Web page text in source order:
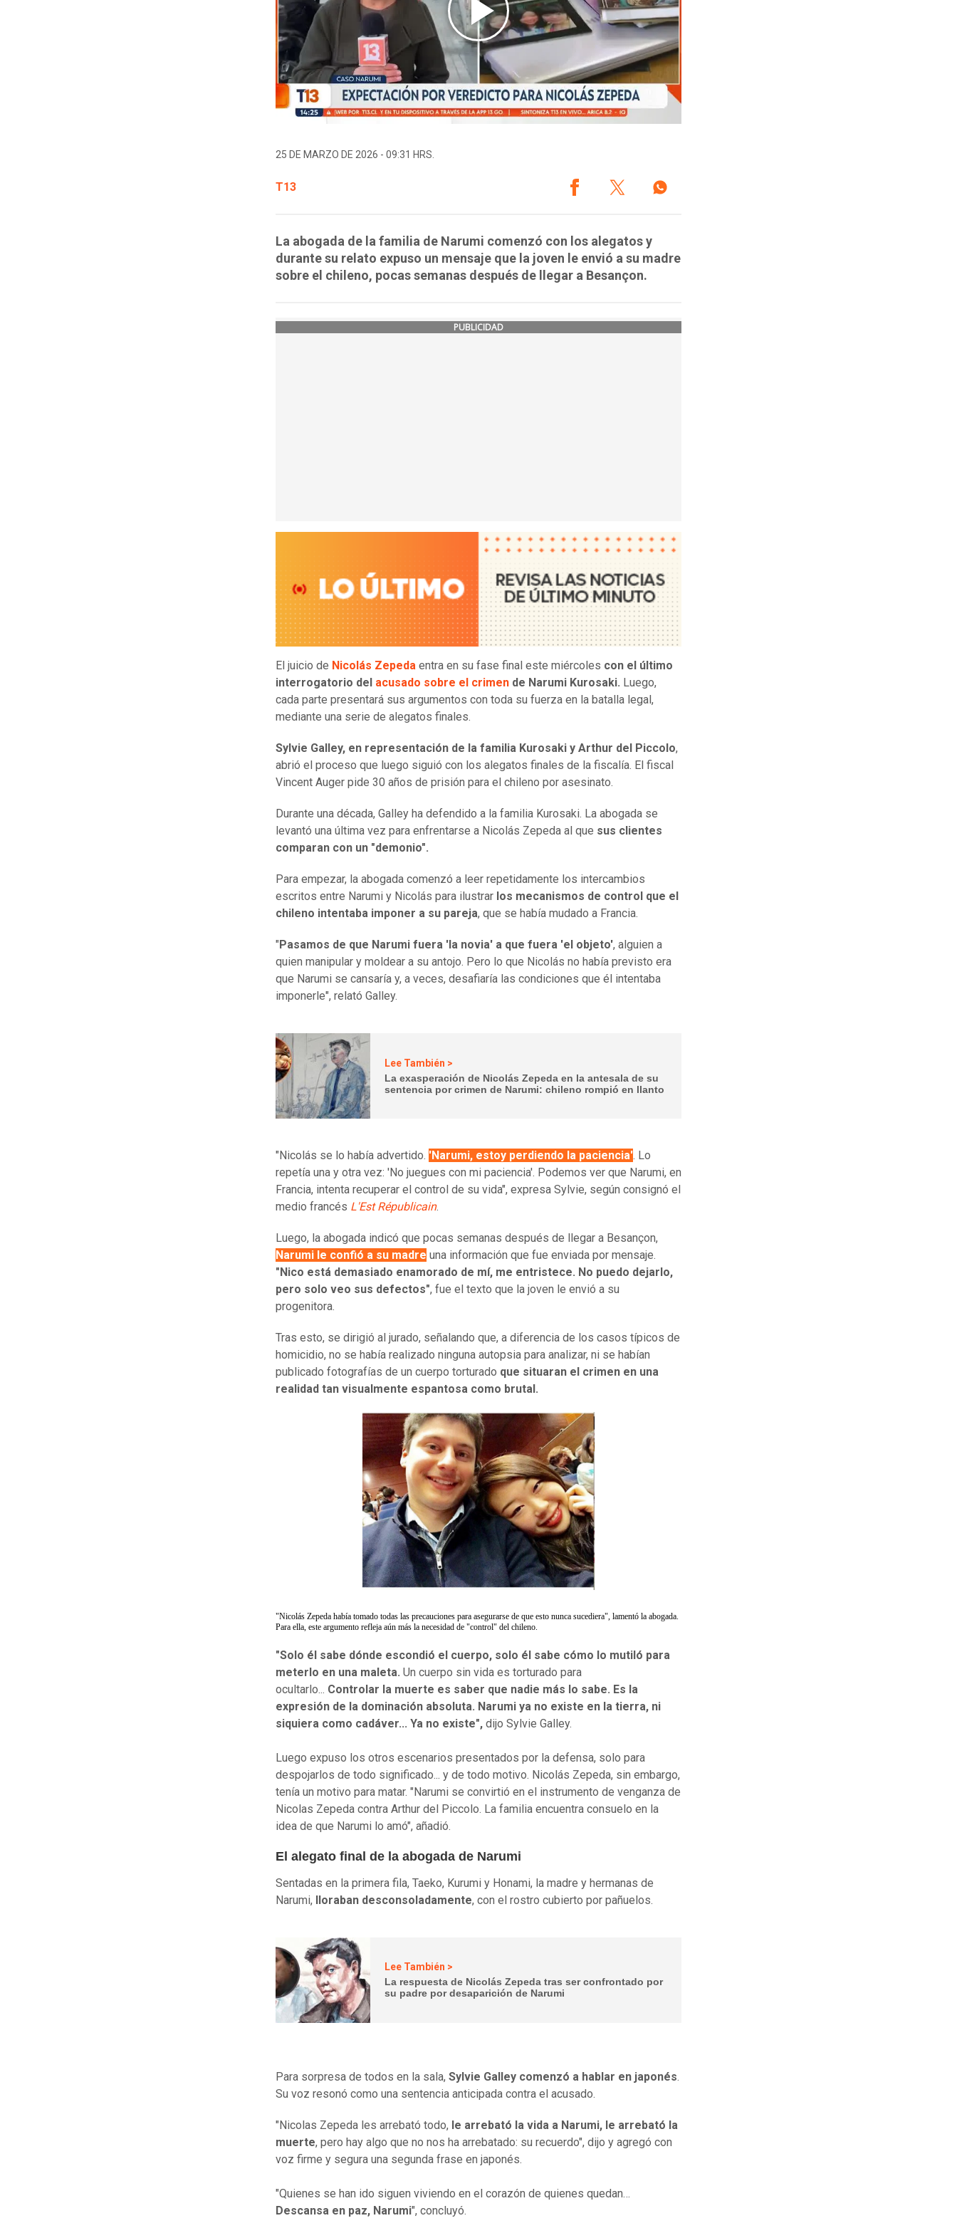
25 DE MARZO DE 2026 - 09:31 HRS.
T13
La abogada de la familia de Narumi comenzó con los alegatos y
durante su relato expuso un mensaje que la joven le envió a su madre
sobre el chileno, pocas semanas después de llegar a Besançon.
PUBLICIDAD
El juicio de Nicolás Zepeda entra en su fase final este miércoles con el último
interrogatorio del acusado sobre el crimen de Narumi Kurosaki. Luego,
cada parte presentará sus argumentos con toda su fuerza en la batalla legal,
mediante una serie de alegatos finales.
Sylvie Galley, en representación de la familia Kurosaki y Arthur del Piccolo,
abrió el proceso que luego siguió con los alegatos finales de la fiscalía. El fiscal
Vincent Auger pide 30 años de prisión para el chileno por asesinato.
Durante una década, Galley ha defendido a la familia Kurosaki. La abogada se
levantó una última vez para enfrentarse a Nicolás Zepeda al que sus clientes
comparan con un "demonio".
Para empezar, la abogada comenzó a leer repetidamente los intercambios
escritos entre Narumi y Nicolás para ilustrar los mecanismos de control que el
chileno intentaba imponer a su pareja, que se había mudado a Francia.
"Pasamos de que Narumi fuera 'la novia' a que fuera 'el objeto', alguien a
quien manipular y moldear a su antojo. Pero lo que Nicolás no había previsto era
que Narumi se cansaría y, a veces, desafiaría las condiciones que él intentaba
imponerle", relató Galley.
Lee También >
La exasperación de Nicolás Zepeda en la antesala de su
sentencia por crimen de Narumi: chileno rompió en llanto
"Nicolás se lo había advertido. 'Narumi, estoy perdiendo la paciencia'. Lo
repetía una y otra vez: 'No juegues con mi paciencia'. Podemos ver que Narumi, en
Francia, intenta recuperar el control de su vida", expresa Sylvie, según consignó el
medio francés L'Est Républicain.
Luego, la abogada indicó que pocas semanas después de llegar a Besançon,
Narumi le confió a su madre una información que fue enviada por mensaje.
"Nico está demasiado enamorado de mí, me entristece. No puedo dejarlo,
pero solo veo sus defectos", fue el texto que la joven le envió a su
progenitora.
Tras esto, se dirigió al jurado, señalando que, a diferencia de los casos típicos de
homicidio, no se había realizado ninguna autopsia para analizar, ni se habían
publicado fotografías de un cuerpo torturado que situaran el crimen en una
realidad tan visualmente espantosa como brutal.
"Nicolás Zepeda había tomado todas las precauciones para asegurarse de que esto nunca sucediera", lamentó la abogada.
Para ella, este argumento refleja aún más la necesidad de "control" del chileno.
"Solo él sabe dónde escondió el cuerpo, solo él sabe cómo lo mutiló para
meterlo en una maleta. Un cuerpo sin vida es torturado para
ocultarlo... Controlar la muerte es saber que nadie más lo sabe. Es la
expresión de la dominación absoluta. Narumi ya no existe en la tierra, ni
siquiera como cadáver... Ya no existe", dijo Sylvie Galley.
Luego expuso los otros escenarios presentados por la defensa, solo para
despojarlos de todo significado... y de todo motivo. Nicolás Zepeda, sin embargo,
tenía un motivo para matar. "Narumi se convirtió en el instrumento de venganza de
Nicolas Zepeda contra Arthur del Piccolo. La familia encuentra consuelo en la
idea de que Narumi lo amó", añadió.
El alegato final de la abogada de Narumi
Sentadas en la primera fila, Taeko, Kurumi y Honami, la madre y hermanas de
Narumi, lloraban desconsoladamente, con el rostro cubierto por pañuelos.
Lee También >
La respuesta de Nicolás Zepeda tras ser confrontado por
su padre por desaparición de Narumi
Para sorpresa de todos en la sala, Sylvie Galley comenzó a hablar en japonés.
Su voz resonó como una sentencia anticipada contra el acusado.
"Nicolas Zepeda les arrebató todo, le arrebató la vida a Narumi, le arrebató la
muerte, pero hay algo que no nos ha arrebatado: su recuerdo", dijo y agregó con
voz firme y segura una segunda frase en japonés.
"Quienes se han ido siguen viviendo en el corazón de quienes quedan…
Descansa en paz, Narumi", concluyó.